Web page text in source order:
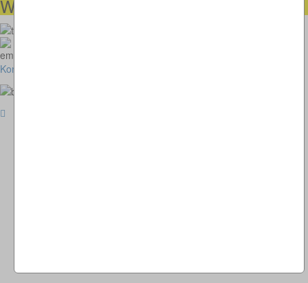
Wir helfen Ihnen gerne weiter
Kontakt